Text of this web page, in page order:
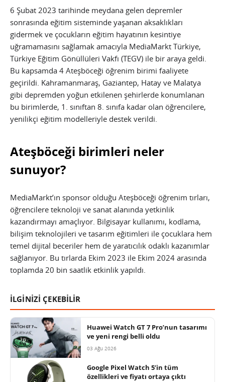
6 Şubat 2023 tarihinde meydana gelen depremler
sonrasında eğitim sisteminde yaşanan aksaklıkları
gidermek ve çocukların eğitim hayatının kesintiye
uğramamasını sağlamak amacıyla MediaMarkt Türkiye,
Türkiye Eğitim Gönüllüleri Vakfı (TEGV) ile bir araya geldi.
Bu kapsamda 4 Ateşböceği öğrenim birimi faaliyete
geçirildi. Kahramanmaraş, Gaziantep, Hatay ve Malatya
gibi depremden yoğun etkilenen şehirlerde konumlanan
bu birimlerde, 1. sınıftan 8. sınıfa kadar olan öğrencilere,
yenilikçi eğitim modelleriyle destek verildi.
Ateşböceği birimleri neler
sunuyor?
MediaMarkt’ın sponsor olduğu Ateşböceği öğrenim tırları,
öğrencilere teknoloji ve sanat alanında yetkinlik
kazandırmayı amaçlıyor. Bilgisayar kullanımı, kodlama,
bilişim teknolojileri ve tasarım eğitimleri ile çocuklara hem
temel dijital beceriler hem de yaratıcılık odaklı kazanımlar
sağlanıyor. Bu tırlarda Ekim 2023 ile Ekim 2024 arasında
toplamda 20 bin saatlik etkinlik yapıldı.
İLGİNİZİ ÇEKEBİLİR
Huawei Watch GT 7 Pro’nun tasarımı
ve yeni rengi belli oldu
03 Ağu 2026
Google Pixel Watch 5’in tüm
özellikleri ve fiyatı ortaya çıktı